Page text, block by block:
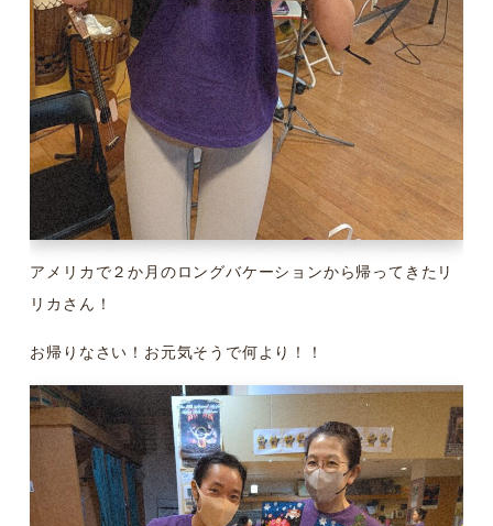
アメリカで２か月のロングバケーションから帰ってきたリ
リカさん！
お帰りなさい！お元気そうで何より！！